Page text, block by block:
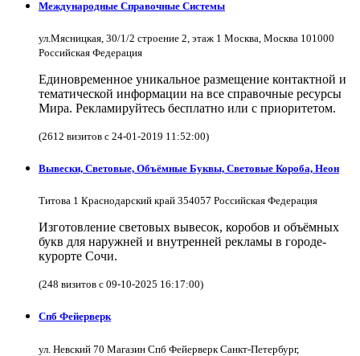
Международные Справочные Системы
ул.Мясницкая, 30/1/2 строение 2, этаж 1 Москва, Москва 101000
Российская Федерация
Единовременное уникальное размещение контактной и
тематической информации на все справочные ресурсы
Мира. Рекламируйтесь бесплатно или с приоритетом.
(2612 визитов с 24-01-2019 11:52:00)
Вывески, Световые, Объёмные Буквы, Световые Короба, Неон
Титова 1 Краснодарский край 354057 Российская Федерация
Изготовление световых вывесок, коробов и объёмных
букв для наружней и внутренней рекламы в городе-
курорте Сочи.
(248 визитов с 09-10-2025 16:17:00)
Спб Фейерверк
ул. Невский 70 Магазин Спб Фейерверк Санкт-Петербург,